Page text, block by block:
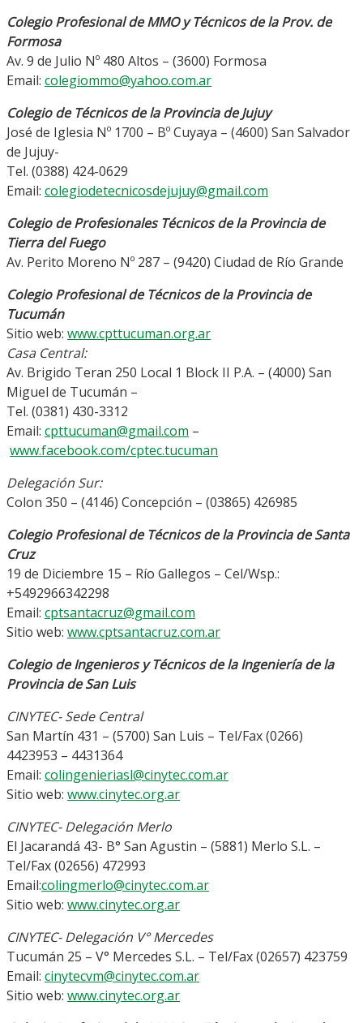
Colegio Profesional de MMO y Técnicos de la Prov. de
Formosa
Av. 9 de Julio Nº 480 Altos – (3600) Formosa
Email: colegiommo@yahoo.com.ar
Colegio de Técnicos de la Provincia de Jujuy
José de Iglesia Nº 1700 – Bº Cuyaya – (4600) San Salvador
de Jujuy-
Tel. (0388) 424-0629
Email: colegiodetecnicosdejujuy@gmail.com
Colegio de Profesionales Técnicos de la Provincia de
Tierra del Fuego
Av. Perito Moreno Nº 287 – (9420) Ciudad de Río Grande
Colegio Profesional de Técnicos de la Provincia de
Tucumán
Sitio web: www.cpttucuman.org.ar
Casa Central:
Av. Brigido Teran 250 Local 1 Block II P.A. – (4000) San
Miguel de Tucumán –
Tel. (0381) 430-3312
Email: cpttucuman@gmail.com –
www.facebook.com/cptec.tucuman
Delegación Sur:
Colon 350 – (4146) Concepción – (03865) 426985
Colegio Profesional de Técnicos de la Provincia de Santa
Cruz
19 de Diciembre 15 – Río Gallegos – Cel/Wsp.:
+5492966342298
Email: cptsantacruz@gmail.com
Sitio web: www.cptsantacruz.com.ar
Colegio de Ingenieros y Técnicos de la Ingeniería de la
Provincia de San Luis
CINYTEC- Sede Central
San Martín 431 – (5700) San Luis – Tel/Fax (0266)
4423953 – 4431364
Email: colingenieriasl@cinytec.com.ar
Sitio web: www.cinytec.org.ar
CINYTEC- Delegación Merlo
El Jacarandá 43- B° San Agustin – (5881) Merlo S.L. –
Tel/Fax (02656) 472993
Email:colingmerlo@cinytec.com.ar
Sitio web: www.cinytec.org.ar
CINYTEC- Delegación V° Mercedes
Tucumán 25 – V° Mercedes S.L. – Tel/Fax (02657) 423759
Email: cinytecvm@cinytec.com.ar
Sitio web: www.cinytec.org.ar